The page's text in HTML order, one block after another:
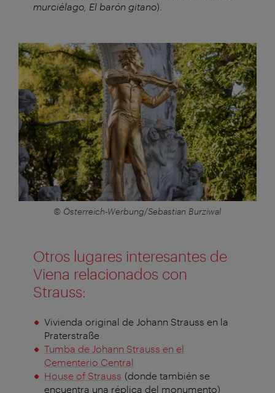
murciélago, El barón gitano).
© Österreich-Werbung/Sebastian Burziwal
Otros lugares interesantes de
Viena relacionados con
Strauss:
Vivienda original de Johann Strauss en la
Praterstraße
Tumba de Johann Strauss en el
Cementerio Central
House of Strauss (donde también se
encuentra una réplica del monumento)